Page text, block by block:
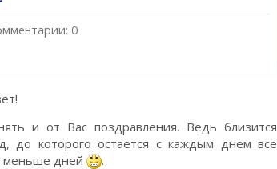
0
и от Вас поздравления. Ведь близится
до которого остается с каждым днем все
дней
.